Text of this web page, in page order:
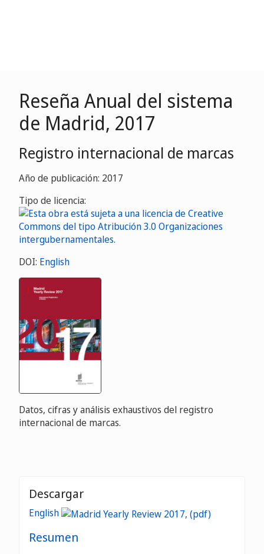
Reseña Anual del sistema
de Madrid, 2017
Registro internacional de marcas
Año de publicación: 2017
Tipo de licencia:
DOI: English
Datos, cifras y análisis exhaustivos del registro
internacional de marcas.
Descargar
English
Resumen